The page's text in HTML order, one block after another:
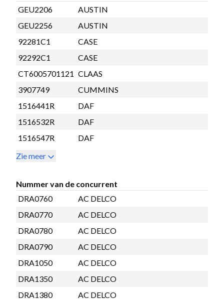
GEU2206
AUSTIN
GEU2256
AUSTIN
92281C1
CASE
92292C1
CASE
CT6005701121 CLAAS
3907749
CUMMINS
1516441R
DAF
1516532R
DAF
1516547R
DAF
Zie meer
Nummer van de concurrent
DRA0760
AC DELCO
DRA0770
AC DELCO
DRA0780
AC DELCO
DRA0790
AC DELCO
DRA1050
AC DELCO
DRA1350
AC DELCO
DRA1380
AC DELCO